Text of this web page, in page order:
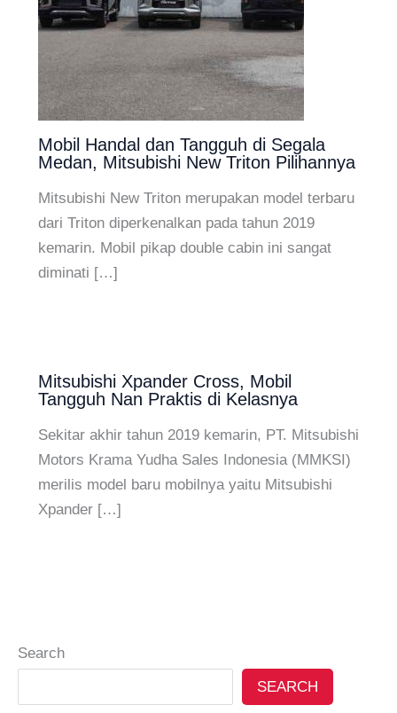
Mobil Handal dan Tangguh di Segala
Medan, Mitsubishi New Triton Pilihannya
Mitsubishi New Triton merupakan model terbaru
dari Triton diperkenalkan pada tahun 2019
kemarin. Mobil pikap double cabin ini sangat
diminati […]
Mitsubishi Xpander Cross, Mobil
Tangguh Nan Praktis di Kelasnya
Sekitar akhir tahun 2019 kemarin, PT. Mitsubishi
Motors Krama Yudha Sales Indonesia (MMKSI)
merilis model baru mobilnya yaitu Mitsubishi
Xpander […]
Search
SEARCH